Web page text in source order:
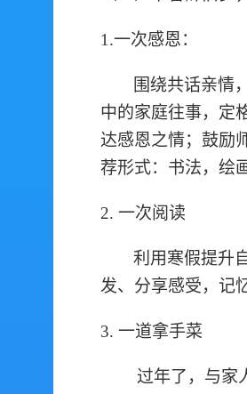
1.一次感恩：
围绕共话亲情
中的家庭往事，定
达感恩之情；鼓励
荐形式：书法，绘
2. 一次阅读
利用寒假提升
发、分享感受，记
3. 一道拿手菜
过年了，与家